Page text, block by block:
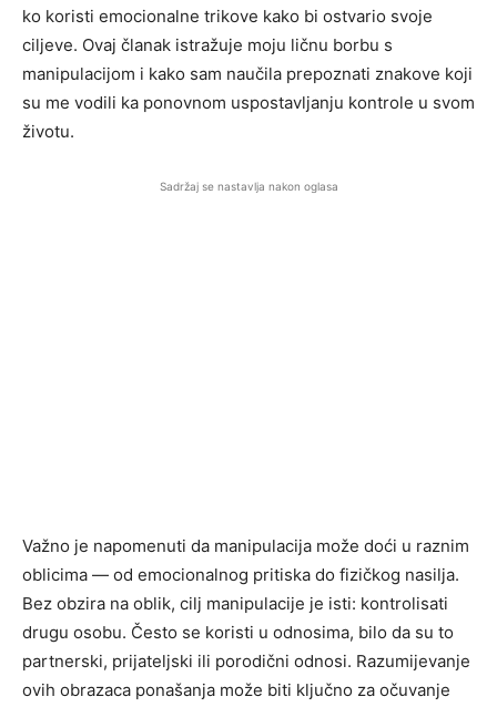
ko koristi emocionalne trikove kako bi ostvario svoje
ciljeve. Ovaj članak istražuje moju ličnu borbu s
manipulacijom i kako sam naučila prepoznati znakove koji
su me vodili ka ponovnom uspostavljanju kontrole u svom
životu.
Sadržaj se nastavlja nakon oglasa
Važno je napomenuti da manipulacija može doći u raznim
oblicima — od emocionalnog pritiska do fizičkog nasilja.
Bez obzira na oblik, cilj manipulacije je isti: kontrolisati
drugu osobu. Često se koristi u odnosima, bilo da su to
partnerski, prijateljski ili porodični odnosi. Razumijevanje
ovih obrazaca ponašanja može biti ključno za očuvanje